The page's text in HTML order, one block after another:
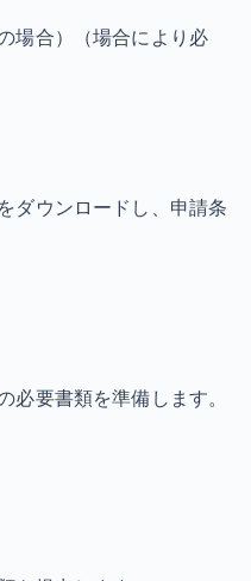
場合）
（場合により必
ダウンロードし、申請条
必要書類を準備します。